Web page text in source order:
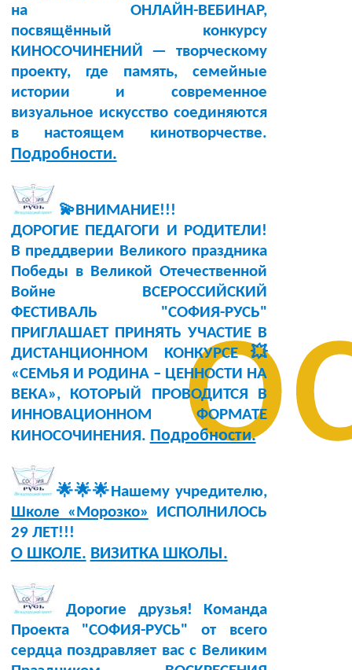
на ОНЛАЙН-ВЕБИНАР,
посвящённый конкурсу
КИНОСОЧИНЕНИЙ — творческому
проекту, где память, семейные
истории и современное
визуальное искусство соединяются
в настоящем кинотворчестве.
Подробности.
💫ВНИМАНИЕ!!!
ДОРОГИЕ ПЕДАГОГИ И РОДИТЕЛИ!
В преддверии Великого праздника
Победы в Великой Отечественной
Войне ВСЕРОССИЙСКИЙ
ФЕСТИВАЛЬ "СОФИЯ-РУСЬ"
ПРИГЛАШАЕТ ПРИНЯТЬ УЧАСТИЕ В
ДИСТАНЦИОННОМ КОНКУРСЕ💥
«СЕМЬЯ И РОДИНА – ЦЕННОСТИ НА
ВЕКА», КОТОРЫЙ ПРОВОДИТСЯ В
ИННОВАЦИОННОМ ФОРМАТЕ
КИНОСОЧИНЕНИЯ. Подробности.
🌟🌟🌟Нашему учредителю,
Школе «Морозко» ИСПОЛНИЛОСЬ
29 ЛЕТ!!!
О ШКОЛЕ. ВИЗИТКА ШКОЛЫ.
Дорогие друзья! Команда
Проекта "СОФИЯ-РУСЬ" от всего
сердца поздравляет вас с Великим